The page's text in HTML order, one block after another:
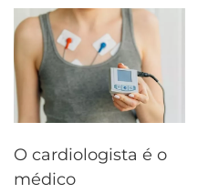
O cardiologista é o
médico